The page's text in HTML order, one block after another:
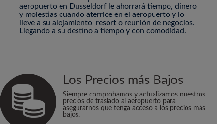
aeropuerto en Dusseldorf le ahorrará tiempo, dinero
y molestias cuando aterrice en el aeropuerto y lo
lleve a su alojamiento, resort o reunión de negocios.
Llegando a su destino a tiempo y con comodidad.
Los Precios más Bajos
Siempre comprobamos y actualizamos nuestros
precios de traslado al aeropuerto para
asegurarnos que tenga acceso a los precios más
bajos.